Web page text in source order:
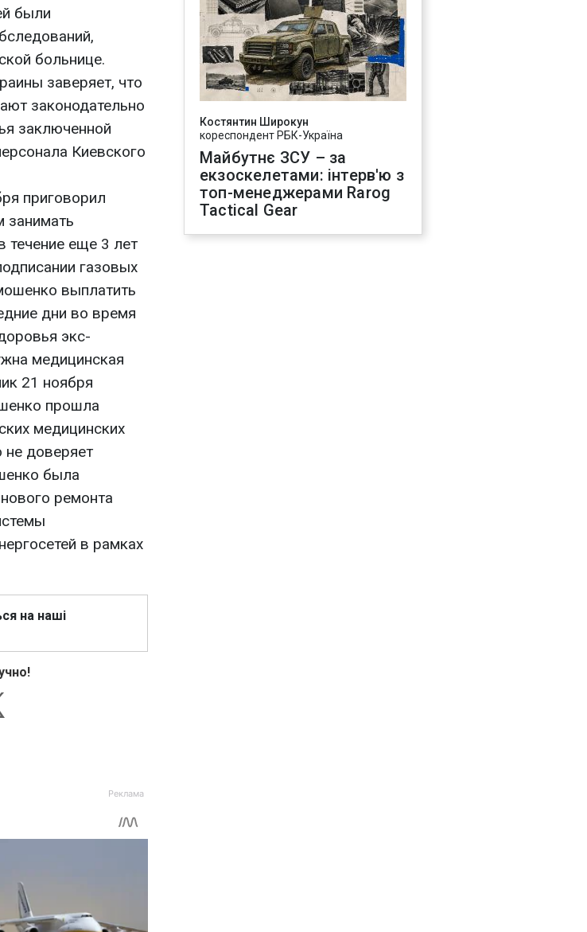
были
больнице.
заверяет, что
законодательно
заключенной
Киевского
приговорил
занимать
течение еще 3 лет
газовых
выплатить
дни во время
экс-
медицинская
21 ноября
прошла
медицинских
не доверяет
была
ремонта
в рамках
на наші
Костянтин Широкун
кореспондент РБК-Україна
Майбутнє ЗСУ – за
екзоскелетами: інтерв'ю з
топ-менеджерами Rarog
Tactical Gear